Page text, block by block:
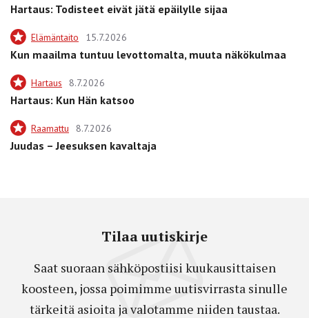
Hartaus: Todisteet eivät jätä epäilylle sijaa
Elämäntaito 15.7.2026
Kun maailma tuntuu levottomalta, muuta näkökulmaa
Hartaus 8.7.2026
Hartaus: Kun Hän katsoo
Raamattu 8.7.2026
Juudas – Jeesuksen kavaltaja
Tilaa uutiskirje
Saat suoraan sähköpostiisi kuukausittaisen
koosteen, jossa poimimme uutisvirrasta sinulle
tärkeitä asioita ja valotamme niiden taustaa.